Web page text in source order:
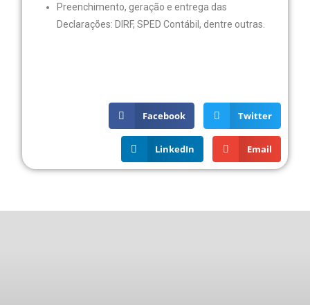
Preenchimento, geração e entrega das
Declarações: DIRF, SPED Contábil, dentre outras.
Facebook Twitter
LinkedIn Email